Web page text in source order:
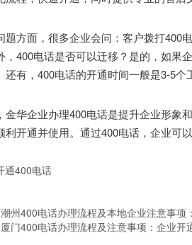
方面，很多企业会问：客户拨打400
，400电话是否可以迁移？是的，如果
还有，400电话的开通时间一般是3-5个
华企业办理400电话是提升企业形象
利开通并使用。通过400电话，企业可
通400电话
潮州400电话办理流程及本地企业注意事项
厦门400电话办理流程及注意事项：企业开